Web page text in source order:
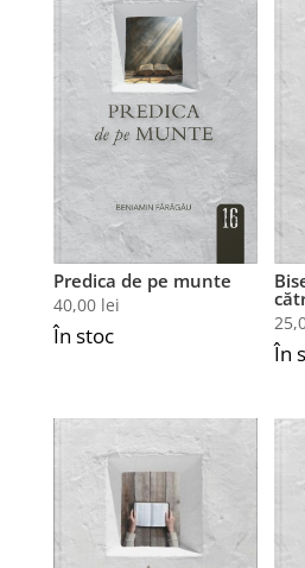
Predica de pe munte
40,00 lei
În stoc
În